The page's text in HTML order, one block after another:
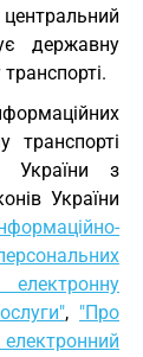
державну
транспорті
України з
України
, "Про